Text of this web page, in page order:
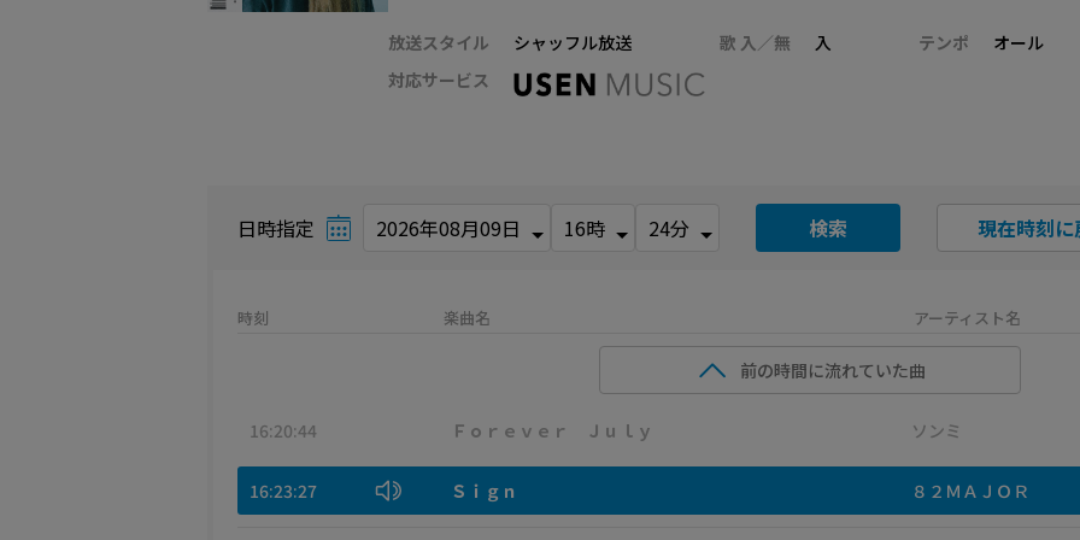
放送スタイル シャッフル放送 歌 入／無 入 テンポ
オール
対応サービス
日時指定 検索 現在時刻に
時刻 楽曲名 アーティスト名
前の時間に流れていた曲
16:20:44 Ｆｏｒｅｖｅｒ Ｊｕｌｙ ソンミ
16:23:27 Ｓｉｇｎ ８２ＭＡＪＯＲ